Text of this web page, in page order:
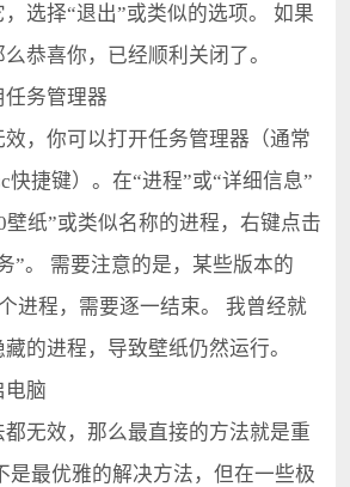
选择“退出”或类似的选项。 如果
恭喜你，已经顺利关闭了。
务管理器
你可以打开任务管理器（通常
快捷键）。在“进程”或“详细信息”
壁纸”或类似名称的进程，右键点击
”。 需要注意的是，某些版本的
进程，需要逐一结束。 我曾经就
的进程，导致壁纸仍然运行。
脑
效，那么最直接的方法就是重
是最优雅的解决方法，但在一些极